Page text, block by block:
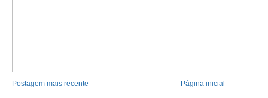
Postagem mais recente Página inicial